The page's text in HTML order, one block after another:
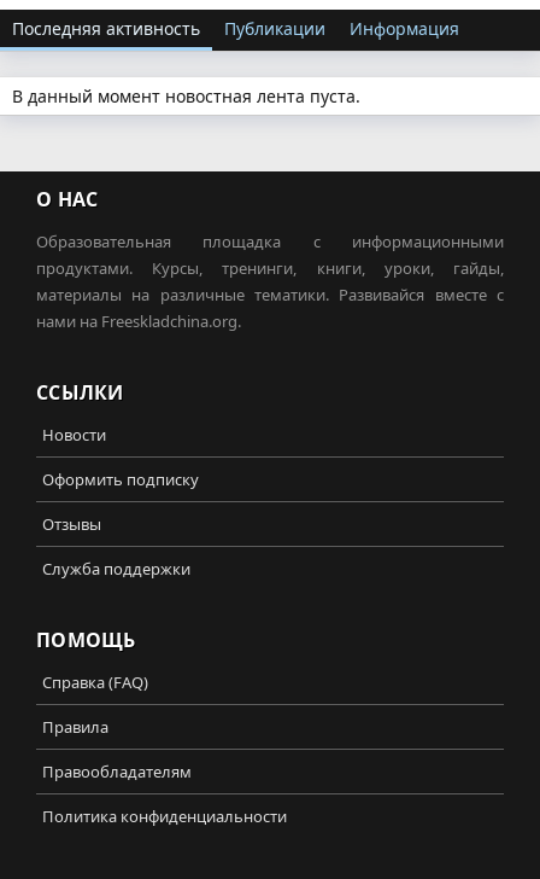
Последняя активность Публикации Информация
В данный момент новостная лента пуста.
О НАС
Образовательная площадка с информационными
продуктами. Курсы, тренинги, книги, уроки, гайды,
материалы на различные тематики. Развивайся вместе с
нами на Freeskladchina.org.
ССЫЛКИ
Новости
Оформить подписку
Отзывы
Служба поддержки
ПОМОЩЬ
Справка (FAQ)
Правила
Правообладателям
Политика конфиденциальности